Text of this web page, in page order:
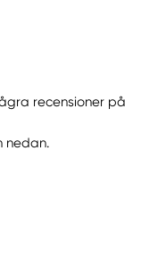
recensioner på
nedan.